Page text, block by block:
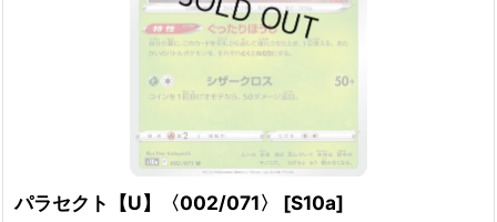
パラセクト【U】〈002/071〉 [S10a]